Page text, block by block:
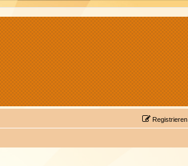
Registrieren